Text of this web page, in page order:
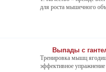
для роста мышечного
Выпады с
Тренировка мышц
эффективное